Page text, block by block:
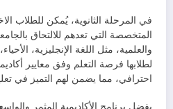
في المرحلة الثانوية، يُمكن للطلاب
المتخصصة التي تعدهم للالتحاق
والعلمية، مثل اللغة الإنجليزية،
لطلابها فرصة التعلم وفق معايير
احترافي، مما يضمن لهم التميز في